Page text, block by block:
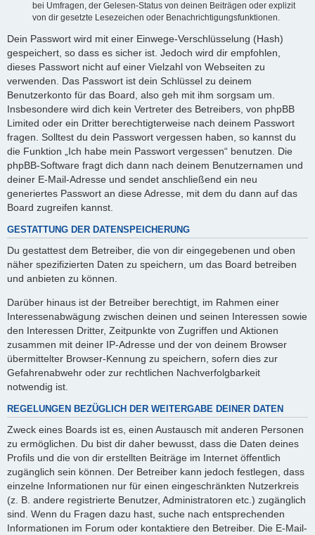
bei Umfragen, der Gelesen-Status von deinen Beiträgen oder explizit
von dir gesetzte Lesezeichen oder Benachrichtigungsfunktionen.
Dein Passwort wird mit einer Einwege-Verschlüsselung (Hash)
gespeichert, so dass es sicher ist. Jedoch wird dir empfohlen,
dieses Passwort nicht auf einer Vielzahl von Webseiten zu
verwenden. Das Passwort ist dein Schlüssel zu deinem
Benutzerkonto für das Board, also geh mit ihm sorgsam um.
Insbesondere wird dich kein Vertreter des Betreibers, von phpBB
Limited oder ein Dritter berechtigterweise nach deinem Passwort
fragen. Solltest du dein Passwort vergessen haben, so kannst du
die Funktion „Ich habe mein Passwort vergessen“ benutzen. Die
phpBB-Software fragt dich dann nach deinem Benutzernamen und
deiner E-Mail-Adresse und sendet anschließend ein neu
generiertes Passwort an diese Adresse, mit dem du dann auf das
Board zugreifen kannst.
GESTATTUNG DER DATENSPEICHERUNG
Du gestattest dem Betreiber, die von dir eingegebenen und oben
näher spezifizierten Daten zu speichern, um das Board betreiben
und anbieten zu können.
Darüber hinaus ist der Betreiber berechtigt, im Rahmen einer
Interessenabwägung zwischen deinen und seinen Interessen sowie
den Interessen Dritter, Zeitpunkte von Zugriffen und Aktionen
zusammen mit deiner IP-Adresse und der von deinem Browser
übermittelter Browser-Kennung zu speichern, sofern dies zur
Gefahrenabwehr oder zur rechtlichen Nachverfolgbarkeit
notwendig ist.
REGELUNGEN BEZÜGLICH DER WEITERGABE DEINER DATEN
Zweck eines Boards ist es, einen Austausch mit anderen Personen
zu ermöglichen. Du bist dir daher bewusst, dass die Daten deines
Profils und die von dir erstellten Beiträge im Internet öffentlich
zugänglich sein können. Der Betreiber kann jedoch festlegen, dass
einzelne Informationen nur für einen eingeschränkten Nutzerkreis
(z. B. andere registrierte Benutzer, Administratoren etc.) zugänglich
sind. Wenn du Fragen dazu hast, suche nach entsprechenden
Informationen im Forum oder kontaktiere den Betreiber. Die E-Mail-